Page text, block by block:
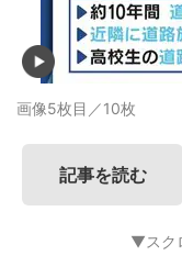
画像5枚目／10枚
記事を読む
▼スク